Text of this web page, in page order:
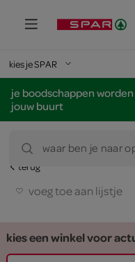
kies je SPAR
je boodschappen
jouw buurt
waar ben je naar
terug
voeg toe aan lijstje
kies een winkel voor